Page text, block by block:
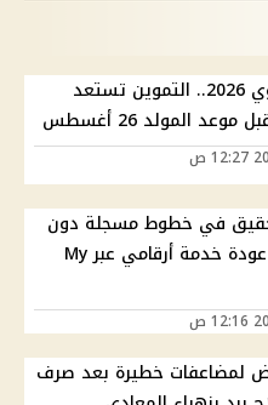
حلوى المولد النبوي 2026.. التموين تستعد
المولد 26 أغسطس
في خطوط مسجلة دون
علم أصحابها بعد عودة خدمة أرقامي عبر My
لمضاعفات خطيرة بعد صرف